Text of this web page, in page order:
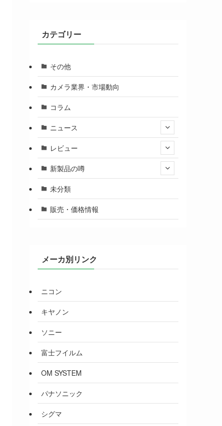
カテゴリー
その他
カメラ業界・市場動向
コラム
ニュース
レビュー
新製品の噂
未分類
販売・価格情報
メーカ別リンク
ニコン
キヤノン
ソニー
富士フイルム
OM SYSTEM
パナソニック
シグマ